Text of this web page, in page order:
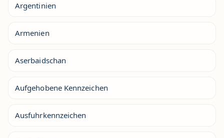
Argentinien
Armenien
Aserbaidschan
Aufgehobene Kennzeichen
Ausfuhrkennzeichen